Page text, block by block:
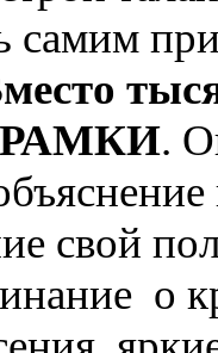
самим
.
свой
о